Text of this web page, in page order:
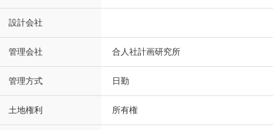
設計会社
管理会社 合人社計画研究所
管理方式 日勤
土地権利 所有権